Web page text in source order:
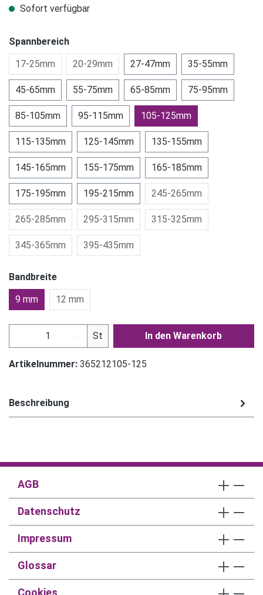
Sofort verfügbar
Spannbereich
17-25mm
20-29mm 27-47mm 35-55mm
45-65mm 55-75mm 65-85mm 75-95mm
85-105mm 95-115mm 105-125mm
115-135mm 125-145mm 135-155mm
145-165mm 155-175mm 165-185mm
175-195mm 195-215mm 245-265mm
265-285mm 295-315mm 315-325mm
345-365mm 395-435mm
Bandbreite
9 mm
12 mm
Produkt Anzahl: Gib den gewünschten Wert
St In den Warenkorb
Artikelnummer: 365212105-125
Beschreibung
AGB
Datenschutz
Impressum
Glossar
Cookies